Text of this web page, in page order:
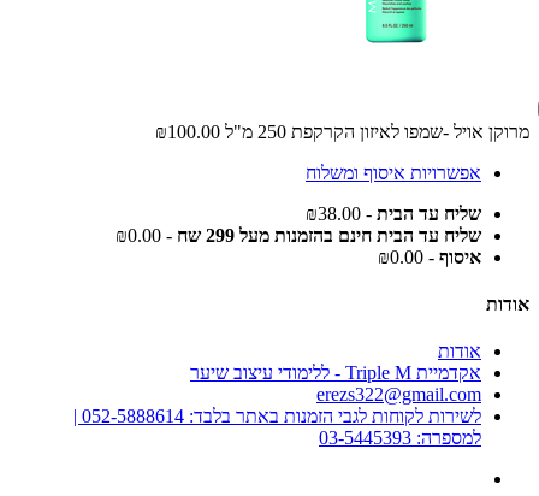
מרוקן אויל -שמפו לאיזון הקרקפת 250 מ"ל
₪100.00
אפשרויות איסוף ומשלוח
שליח עד הבית - ₪38.00
שליח עד הבית חינם בהזמנות מעל 299 שח
- ₪0.00
איסוף - ₪0.00
אודות
אודות
אקדמיית Triple M - ללימודי עיצוב שיער
erezs322@gmail.com
לשירות לקוחות לגבי הזמנות באתר בלבד: 052-5888614 |
למספרה: 03-5445393